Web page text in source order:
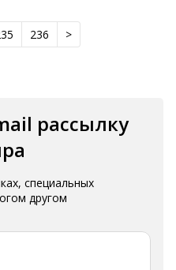
236 >
рассылку
специальных
другом